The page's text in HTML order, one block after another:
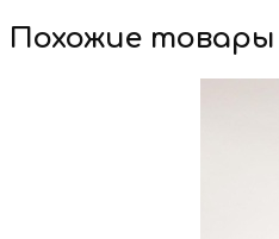
Похожие товары